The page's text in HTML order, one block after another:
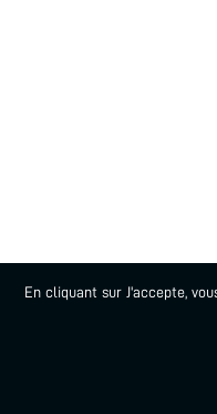
En cliquant sur J'accepte,